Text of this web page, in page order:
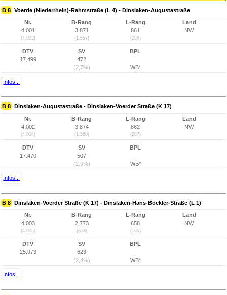
B 8 Voerde (Niederrhein)-Rahmstraße (L 4) - Dinslaken-Augustastraße
Nr.
4.001
(4.003)
B-Rang
3.871
(1.557)
L-Rang
861
(286)
Land
NW
DTV
17.499
SV
472
(2,7%)
BPL
WB*
Infos...
B 8 Dinslaken-Augustastraße - Dinslaken-Voerder Straße (K 17)
Nr.
4.002
(4.004)
B-Rang
3.874
(1.560)
L-Rang
862
(287)
Land
NW
DTV
17.470
SV
507
(2,9%)
BPL
WB*
Infos...
B 8 Dinslaken-Voerder Straße (K 17) - Dinslaken-Hans-Böckler-Straße (L 1)
Nr.
4.003
(4.005)
B-Rang
2.773
(658)
L-Rang
658
(105)
Land
NW
DTV
25.973
SV
623
(2,4%)
BPL
WB*
Infos...